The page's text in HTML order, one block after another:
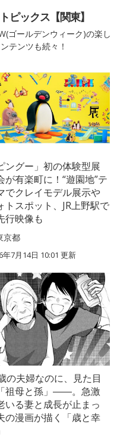
ピックス【関東】
ゴールデンウィーク)の楽し
テンツも続々！
ングー」初の体験型展
が有楽町に！“遊園地”テ
でクレイモデル展示や
トスポット、JR上野駅で
行映像も
京都
年7月14日 10:01 更新
の夫婦なのに、見た目
祖母と孫」――。急激
いる妻と成長が止まっ
の漫画が描く「歳と幸